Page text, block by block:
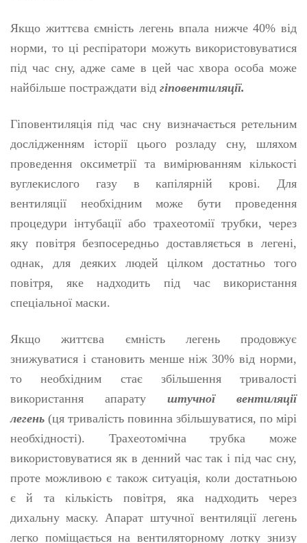
Якщо життєва ємність легень впала нижче 40% від
норми, то ці респіратори можуть використовуватися
під час сну, адже саме в цей час хвора особа може
найбільше постраждати від гіповентиляції.
Гіповентиляція під час сну визначається ретельним
дослідженням історії цього розладу сну, шляхом
проведення оксиметрії та вимірюванням кількості
вуглекислого газу в капілярній крові. Для
вентиляції необхідним може бути проведення
процедури інтубації або трахеотомії трубки, через
яку повітря безпосередньо доставляється в легені,
однак, для деяких людей цілком достатньо того
повітря, яке надходить під час використання
спеціальної маски.
Якщо життєва ємність легень продовжує
знижуватися і становить менше ніж 30% від норми,
то необхідним стає збільшення тривалості
використання апарату штучної вентиляції
легень (ця тривалість повинна збільшуватися, по мірі
необхідності). Трахеотомічна трубка може
використовуватися як в денний час так і під час сну,
проте можливою є також ситуація, коли достатньою
є й та кількість повітря, яка надходить через
дихальну маску. Апарат штучної вентиляції легень
легко поміщається на вентиляторному лотку знизу